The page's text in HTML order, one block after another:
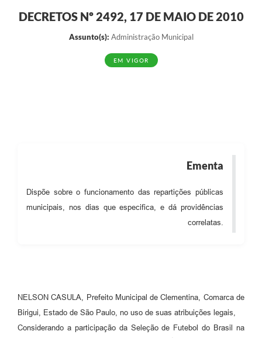
DECRETOS Nº 2492, 17 DE MAIO DE 2010
Assunto(s): Administração Municipal
EM VIGOR
Ementa
Dispõe sobre o funcionamento das repartições públicas
municipais, nos dias que especifica, e dá providências
correlatas.
NELSON CASULA, Prefeito Municipal de Clementina, Comarca de
Birigui, Estado de São Paulo, no uso de suas atribuições legais,
Considerando a participação da Seleção de Futebol do Brasil na